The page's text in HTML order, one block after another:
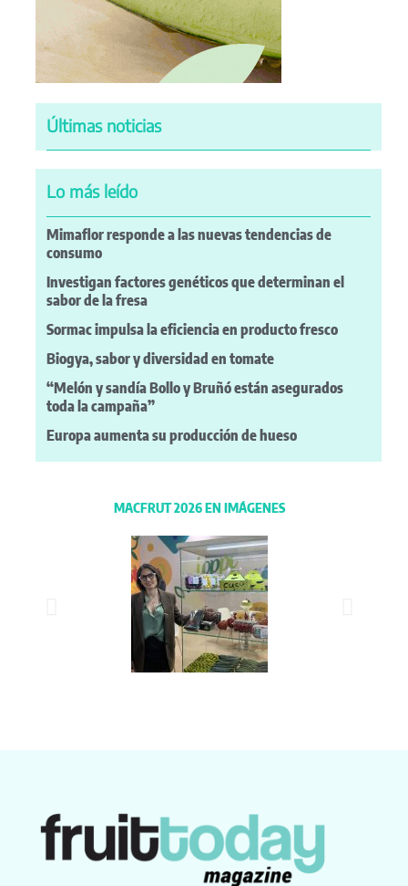
Últimas noticias
Lo más leído
Mimaflor responde a las nuevas tendencias de
consumo
Investigan factores genéticos que determinan el
sabor de la fresa
Sormac impulsa la eficiencia en producto fresco
Biogya, sabor y diversidad en tomate
“Melón y sandía Bollo y Bruñó están asegurados
toda la campaña”
Europa aumenta su producción de hueso
MACFRUT 2026 EN IMÁGENES